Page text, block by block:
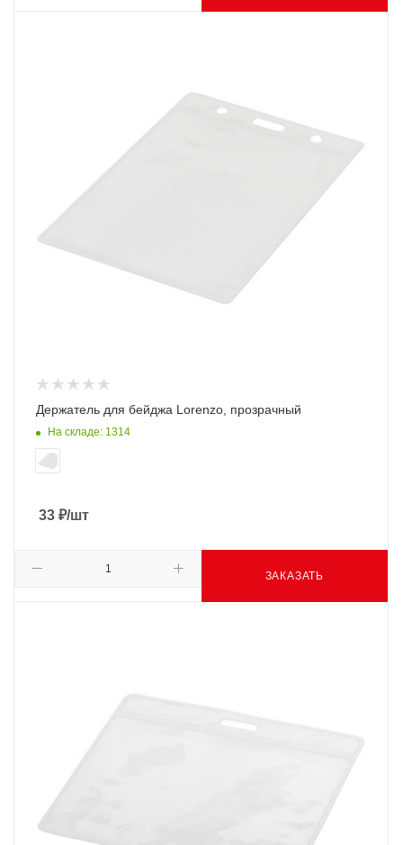
Держатель для бейджа Lorenzo, прозрачный
На складе: 1314
33 ₽/шт
ЗАКАЗАТЬ